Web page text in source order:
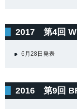
2017 第4回
6月28日発表
2016 第9回